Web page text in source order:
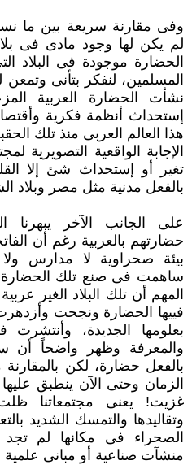
وفى مقارنة سريعة بين ما
لم يكن لها وجود مادى فى
الحضارة موجودة فى ‏البلاد
المسلمين، لنفكر بتأنى وتمعن
نشأت الحضارة العربية
إستحداث أنظمة فكرية
هذا العالم العربى منذ تلك
الإجابة الواقعية التصويرية
تغير أو إستحداث شئ إلا
بالفعل مدنية مثل مصر ‏وبلاد
على الجانب الآخر يبهرنا
حضارتهم بالعربية رغم أن
بيئة صحراوية لا مدارس
ساهمت فى صنع تلك
المهم أن تلك البلاد الغير
فييها الحضارة ونجحت وأزدهرت
بعلومها الجديدة، وأنتشرت
والمعرفة وظهر واضحاً ‏أن
بالفعل حضارة، لكن بالمقارنة
الزمان وحتى الآن ينطبق
غزيت! يعنى مجتمعاتنا
وتقاليدها والتمسك الشديد
الصحراء فى مكانها ‏لم
منشآت صناعية أو مبانى علمية